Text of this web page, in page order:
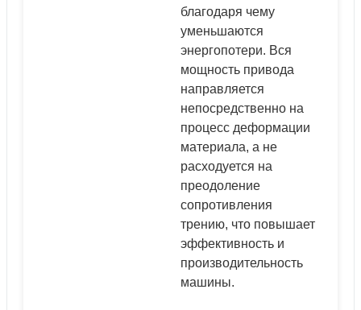
благодаря чему
уменьшаются
энергопотери. Вся
мощность привода
направляется
непосредственно на
процесс деформации
материала, а не
расходуется на
преодоление
сопротивления
трению, что повышает
эффективность и
производительность
машины.